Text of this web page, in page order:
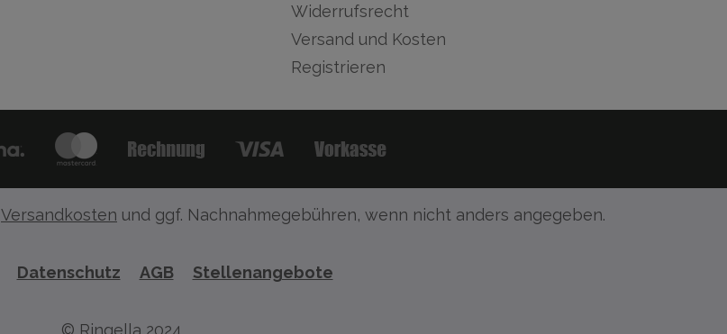
Widerrufsrecht
Versand und Kosten
Registrieren
Versandkosten und ggf. Nachnahmegebühren, wenn nicht anders angegeben.
Datenschutz AGB Stellenangebote
© Ringella 2024